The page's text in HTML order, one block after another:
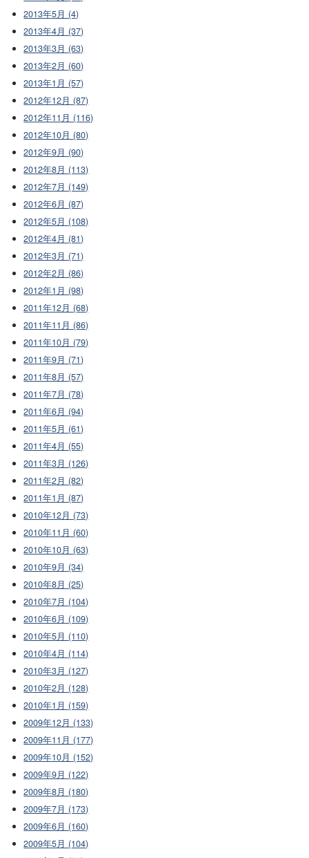
2013年5月 (4)
2013年4月 (37)
2013年3月 (63)
2013年2月 (60)
2013年1月 (57)
2012年12月 (87)
2012年11月 (116)
2012年10月 (80)
2012年9月 (90)
2012年8月 (113)
2012年7月 (149)
2012年6月 (87)
2012年5月 (108)
2012年4月 (81)
2012年3月 (71)
2012年2月 (86)
2012年1月 (98)
2011年12月 (68)
2011年11月 (86)
2011年10月 (79)
2011年9月 (71)
2011年8月 (57)
2011年7月 (78)
2011年6月 (94)
2011年5月 (61)
2011年4月 (55)
2011年3月 (126)
2011年2月 (82)
2011年1月 (87)
2010年12月 (73)
2010年11月 (60)
2010年10月 (63)
2010年9月 (34)
2010年8月 (25)
2010年7月 (104)
2010年6月 (109)
2010年5月 (110)
2010年4月 (114)
2010年3月 (127)
2010年2月 (128)
2010年1月 (159)
2009年12月 (133)
2009年11月 (177)
2009年10月 (152)
2009年9月 (122)
2009年8月 (180)
2009年7月 (173)
2009年6月 (160)
2009年5月 (104)